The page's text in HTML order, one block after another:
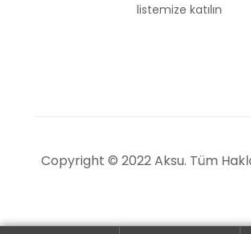
listemize katılın
Copyright © 2022 Aksu. Tüm